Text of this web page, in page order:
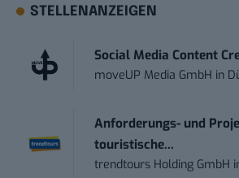
STELLENANZEIGEN
Social Media Content
moveUP Media GmbH in
Anforderungs- und
touristische...
trendtours Holding GmbH